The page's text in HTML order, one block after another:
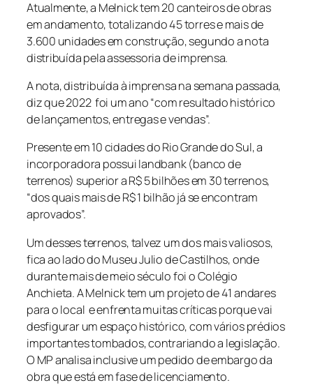
Atualmente, a Melnick tem 20 canteiros de obras
em andamento, totalizando 45 torres e mais de
3.600 unidades em construção, segundo a nota
distribuída pela assessoria de imprensa.
A nota, distribuída à imprensa na semana passada,
diz que 2022 foi um ano “com resultado histórico
de lançamentos, entregas e vendas”.
Presente em 10 cidades do Rio Grande do Sul, a
incorporadora possui landbank (banco de
terrenos) superior a R$ 5 bilhões em 30 terrenos,
“dos quais mais de R$ 1 bilhão já se encontram
aprovados”.
Um desses terrenos, talvez um dos mais valiosos,
fica ao lado do Museu Julio de Castilhos, onde
durante mais de meio século foi o Colégio
Anchieta. A Melnick tem um projeto de 41 andares
para o local e enfrenta muitas críticas porque vai
desfigurar um espaço histórico, com vários prédios
importantes tombados, contrariando a legislação.
O MP analisa inclusive um pedido de embargo da
obra que está em fase de licenciamento.